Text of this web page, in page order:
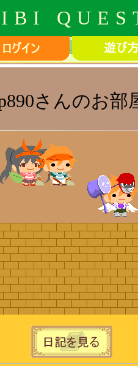
さんのお部